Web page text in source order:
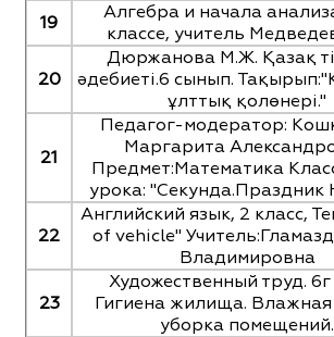
19
Алгебра и начала
классе, учитель
20
Дюржанова М.Ж. Қазақ
әдебиеті.6 сынып.
ұлттық қолөнері."
21
Педагог-модератор:
Маргарита
Предмет:Математика
урока: "Секунда.Праздник
22
Английский язык, 2 класс,
of vehicle"
Владимировна
23
Художественный труд. 6г
Гигиена жилища. Влажная
уборка помещений.